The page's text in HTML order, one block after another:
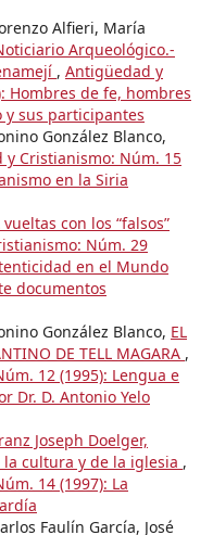
Alfieri, María
Arqueológico.-
, Antigüedad y
Hombres de fe, hombres
y sus participantes
González Blanco,
y Cristianismo: Núm. 15
en la Siria
vueltas con los “falsos”
Núm. 29
en el Mundo
documentos
González Blanco, EL
DE TELL MAGARA ,
12 (1995): Lengua e
Dr. D. Antonio Yelo
Joseph Doelger,
cultura y de la iglesia ,
14 (1997): La
Faulín García, José